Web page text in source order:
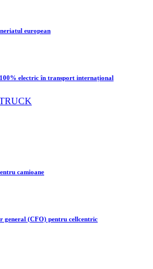
european
electric în transport internațional
camioane
general (CFO) pentru cellcentric